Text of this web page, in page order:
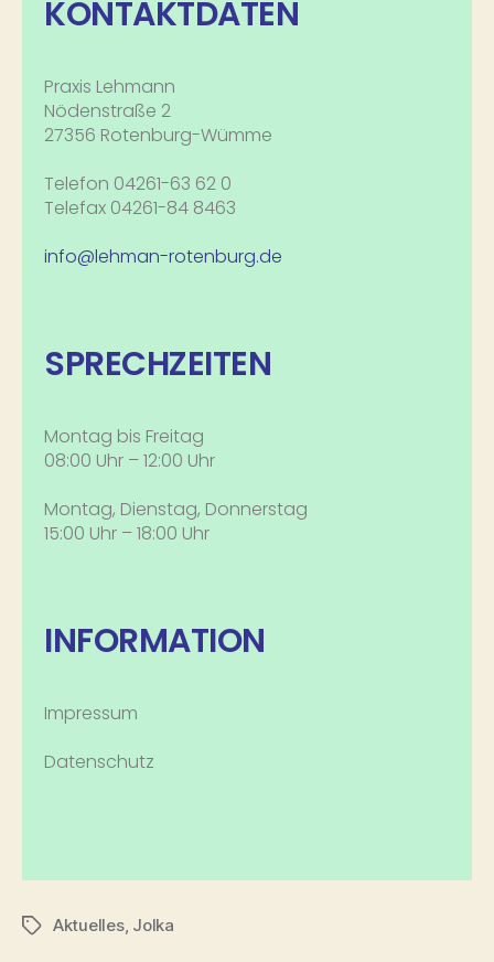
KONTAKTDATEN
Praxis Lehmann
Nödenstraße 2
27356 Rotenburg-Wümme
Telefon 04261-63 62 0
Telefax 04261-84 8463
info@lehman-rotenburg.de
SPRECHZEITEN
Montag bis Freitag
08:00 Uhr – 12:00 Uhr
Montag, Dienstag, Donnerstag
15:00 Uhr – 18:00 Uhr
INFORMATION
Impressum
Datenschutz
Aktuelles, Jolka